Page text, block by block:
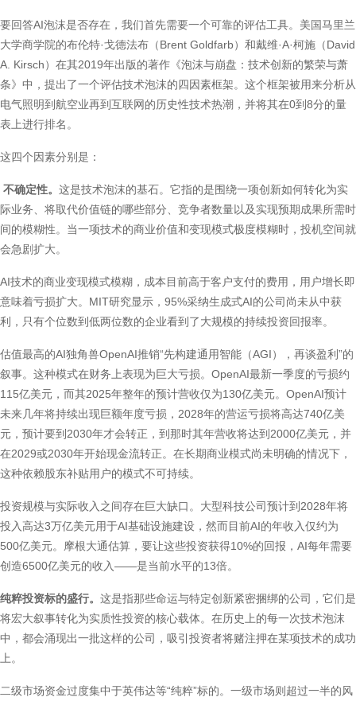
要回答AI泡沫是否存在，我们首先需要一个可靠的评估工具。美国马里兰
大学商学院的布伦特·戈德法布（Brent Goldfarb）和戴维·A·柯施（David
A. Kirsch）在其2019年出版的著作《泡沫与崩盘：技术创新的繁荣与萧
条》中，提出了一个评估技术泡沫的四因素框架。这个框架被用来分析从
电气照明到航空业再到互联网的历史性技术热潮，并将其在0到8分的量
表上进行排名。
这四个因素分别是：
不确定性。 这是技术泡沫的基石。它指的是围绕一项创新如何转化为实
际业务、将取代价值链的哪些部分、竞争者数量以及实现预期成果所需时
间的模糊性。当一项技术的商业价值和变现模式极度模糊时，投机空间就
会急剧扩大。
AI技术的商业变现模式模糊，成本目前高于客户支付的费用，用户增长即
意味着亏损扩大。MIT研究显示，95%采纳生成式AI的公司尚未从中获
利，只有个位数到低两位数的企业看到了大规模的持续投资回报率。
估值最高的AI独角兽OpenAI推销“先构建通用智能（AGI），再谈盈利”的
叙事。这种模式在财务上表现为巨大亏损。OpenAI最新一季度的亏损约
115亿美元，而其2025年整年的预计营收仅为130亿美元。OpenAI预计
未来几年将持续出现巨额年度亏损，2028年的营运亏损将高达740亿美
元，预计要到2030年才会转正，到那时其年营收将达到2000亿美元，并
在2029或2030年开始现金流转正。在长期商业模式尚未明确的情况下，
这种依赖股东补贴用户的模式不可持续。
投资规模与实际收入之间存在巨大缺口。大型科技公司预计到2028年将
投入高达3万亿美元用于AI基础设施建设，然而目前AI的年收入仅约为
500亿美元。摩根大通估算，要让这些投资获得10%的回报，AI每年需要
创造6500亿美元的收入——是当前水平的13倍。
纯粹投资标的盛行。 这是指那些命运与特定创新紧密捆绑的公司，它们是
将宏大叙事转化为实质性投资的核心载体。在历史上的每一次技术泡沫
中，都会涌现出一批这样的公司，吸引投资者将赌注押在某项技术的成功
上。
二级市场资金过度集中于英伟达等“纯粹”标的。一级市场则超过一半的风